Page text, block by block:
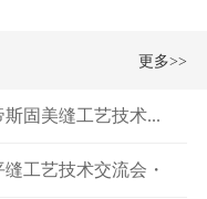
更多>>
固美缝工艺技术...
工艺技术交流会・